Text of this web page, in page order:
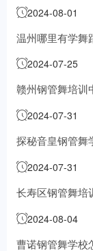
2024-08-01
温州哪里有学舞
2024-07-25
赣州钢管舞培训
2024-07-31
探秘音皇钢管舞
2024-07-31
长寿区钢管舞培
2024-08-04
曹诺钢管舞学校